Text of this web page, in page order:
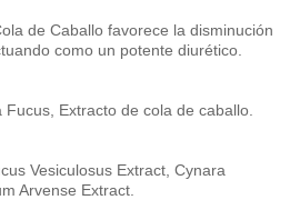
de Caballo favorece la disminución
como un potente diurético.
Extracto de cola de caballo.
Vesiculosus Extract, Cynara
Arvense Extract.